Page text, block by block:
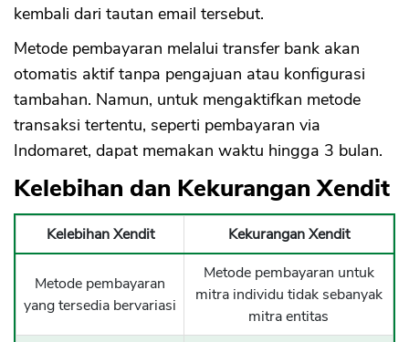
kembali dari tautan email tersebut.
Metode pembayaran melalui transfer bank akan
otomatis aktif tanpa pengajuan atau konfigurasi
tambahan. Namun, untuk mengaktifkan metode
transaksi tertentu, seperti pembayaran via
Indomaret, dapat memakan waktu hingga 3 bulan.
Kelebihan dan Kekurangan Xendit
Kelebihan Xendit Kekurangan Xendit
Metode pembayaran
yang tersedia bervariasi
Metode pembayaran untuk
mitra individu tidak sebanyak
mitra entitas